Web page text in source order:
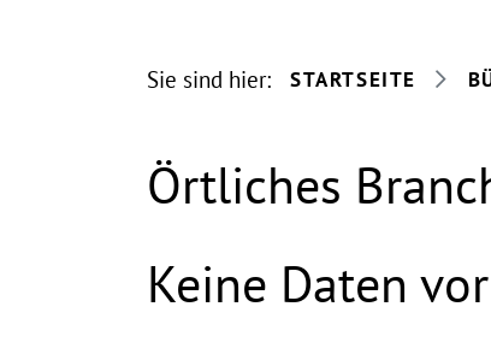
Sie sind hier: STARTSEITE
Örtliches
Keine Daten